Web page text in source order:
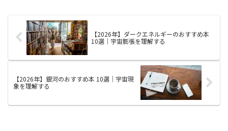
料になります。統計的な考え方を
取り入れると、パラメータの過
剰...
び...
【2026年】ダークエネルギーのおすすめ本
10選｜宇宙膨張を理解する
【2026年】銀河のおすすめ本 10選｜宇宙現
象を理解する